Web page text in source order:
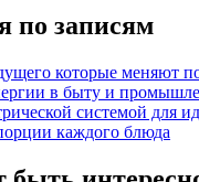
по записям
которые меняют
в быту и
системой для
каждого блюда